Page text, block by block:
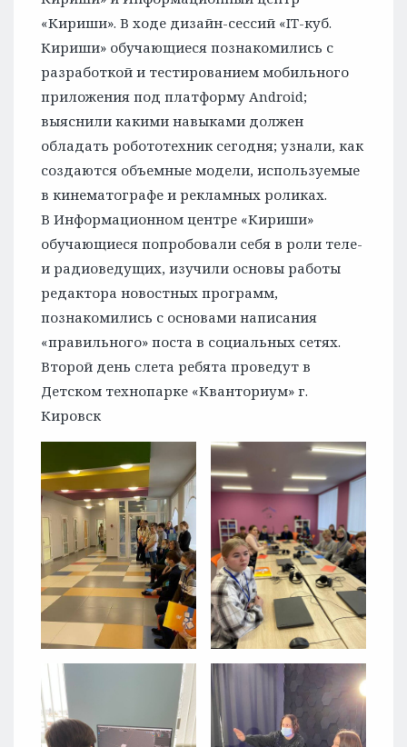
«Кириши». В ходе дизайн-сессий «IT-куб.
Кириши» обучающиеся познакомились с
разработкой и тестированием мобильного
приложения под платформу Android;
выяснили какими навыками должен
обладать робототехник сегодня; узнали, как
создаются объемные модели, используемые
в кинематографе и рекламных роликах.
В Информационном центре «Кириши»
обучающиеся попробовали себя в роли теле-
и радиоведущих, изучили основы работы
редактора новостных программ,
познакомились с основами написания
«правильного» поста в социальных сетях.
Второй день слета ребята проведут в
Детском технопарке «Кванториум» г.
Кировск